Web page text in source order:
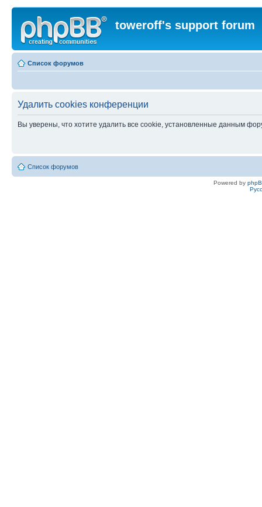
toweroff's support forum
Список форумов
Удалить cookies конференции
Вы уверены, что хотите удалить все cookie, установленные данным
Список форумов
Powered by